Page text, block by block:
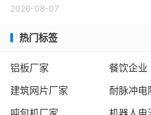
2026-08-07
热门标签
铝板厂家 餐饮企业
建筑网片厂家
耐脉冲电
吨包机厂家
机器人电